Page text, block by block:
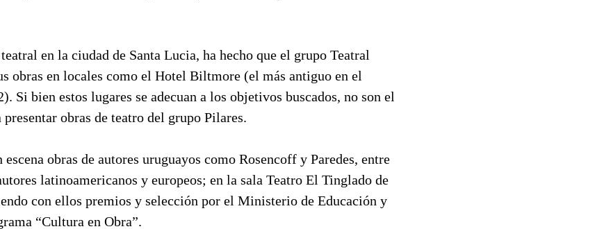
en la ciudad de Santa Lucia, ha hecho que el grupo Teatral
obras en locales como el Hotel Biltmore (el más antiguo en el
Si bien estos lugares se adecuan a los objetivos buscados, no son el
obras de teatro del grupo Pilares.
escena obras de autores uruguayos como Rosencoff y Paredes, entre
latinoamericanos y europeos; en la sala Teatro El Tinglado de
con ellos premios y selección por el Ministerio de Educación y
“Cultura en Obra”.